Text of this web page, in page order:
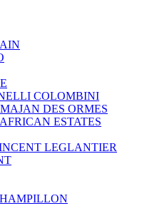
COLOMBINI
DES ORMES
ESTATES
LEGLANTIER